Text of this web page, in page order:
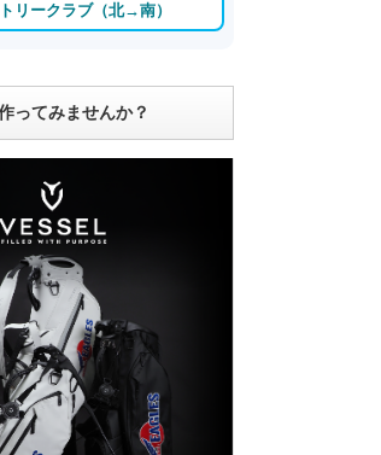
リークラブ（北→南）
ってみませんか？